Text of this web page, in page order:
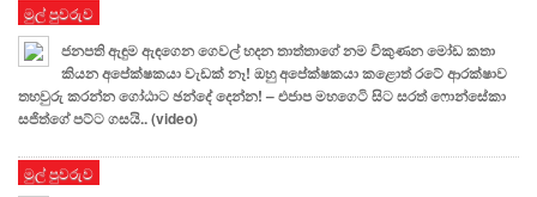
මුල් පුවරුව
ජනපති ඇඳුම ඇඳගෙන ගෙවල් හදන තාත්තාගේ නම විකුණන මෝඩ කතා
කියන අපේක්ෂකයා වැඩක් නෑ! ඔහු අපේක්ෂකයා කළොත් රටේ ආරක්ෂාව
තහවුරු කරන්න ගෝඨාට ඡන්දේ දෙන්න! – එජාප මහගෙටි සිට සරත් ෆොන්සේකා
සජිත්ගේ පට්ට ගසයි.. (video)
මුල් පුවරුව